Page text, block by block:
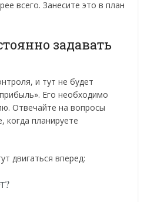
всего. Занесите это в план
задавать
и тут не будет
Его необходимо
Отвечайте на вопросы
когда планируете
двигаться вперед: